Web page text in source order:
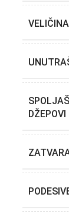
DŽEPOVI